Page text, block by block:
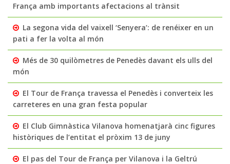
França amb importants afectacions al trànsit
La segona vida del vaixell ‘Senyera’: de renéixer en un
pati a fer la volta al món
Més de 30 quilòmetres de Penedès davant els ulls del
món
El Tour de França travessa el Penedès i converteix les
carreteres en una gran festa popular
El Club Gimnàstica Vilanova homenatjarà cinc figures
històriques de l’entitat el pròxim 13 de juny
El pas del Tour de França per Vilanova i la Geltrú